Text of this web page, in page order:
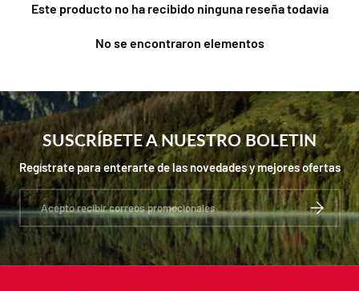
Este producto no ha recibido ninguna reseña todavía
No se encontraron elementos
SUSCRÍBETE A NUESTRO BOLETIN
Regístrate para enterarte de las novedades y mejores ofertas
Correo electrónico